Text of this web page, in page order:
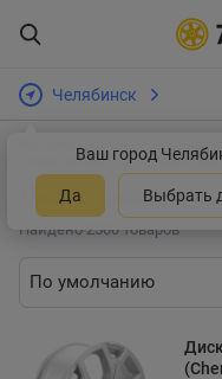
Челябинск
Ваш город
Да Выбрать
Интернет-магазин шин и
Поиск дисков по параметрам:
Литые диски в
Найдено 2500 товаров